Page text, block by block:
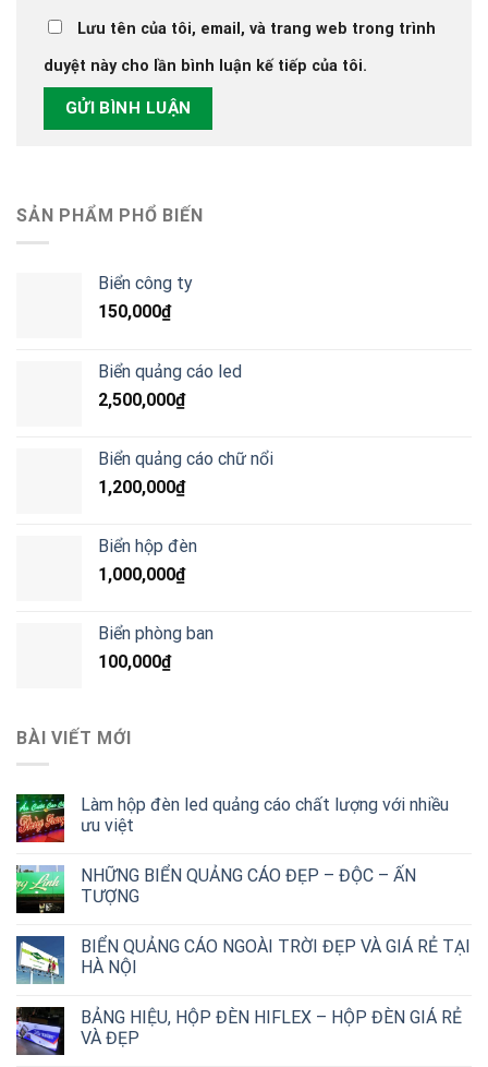
Lưu tên của tôi, email, và trang web trong trình
duyệt này cho lần bình luận kế tiếp của tôi.
SẢN PHẨM PHỔ BIẾN
Biển công ty
150,000₫
Biển quảng cáo led
2,500,000₫
Biển quảng cáo chữ nổi
1,200,000₫
Biển hộp đèn
1,000,000₫
Biển phòng ban
100,000₫
BÀI VIẾT MỚI
Làm hộp đèn led quảng cáo chất lượng với nhiều
ưu việt
NHỮNG BIỂN QUẢNG CÁO ĐẸP – ĐỘC – ẤN
TƯỢNG
BIỂN QUẢNG CÁO NGOÀI TRỜI ĐẸP VÀ GIÁ RẺ TẠI
HÀ NỘI
BẢNG HIỆU, HỘP ĐÈN HIFLEX – HỘP ĐÈN GIÁ RẺ
VÀ ĐẸP